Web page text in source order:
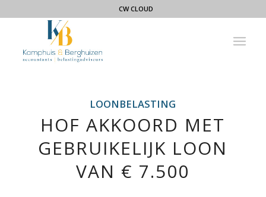
CW CLOUD
LOONBELASTING
HOF AKKOORD MET
GEBRUIKELIJK LOON
VAN € 7.500